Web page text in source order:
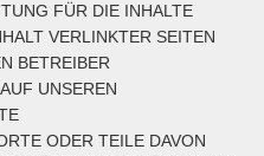
FÜR DIE INHALTE
VERLINKTER SEITEN
BETREIBER V
UNSEREN I
ODER TEILE DAVON